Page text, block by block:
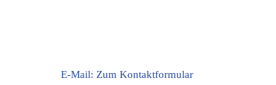
E-Mail: Zum Kontaktformular